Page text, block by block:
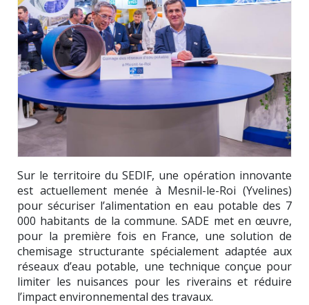
Sur le territoire du SEDIF, une opération innovante
est actuellement menée à Mesnil-le-Roi (Yvelines)
pour sécuriser l’alimentation en eau potable des 7
000 habitants de la commune. SADE met en œuvre,
pour la première fois en France, une solution de
chemisage structurante spécialement adaptée aux
réseaux d’eau potable, une technique conçue pour
limiter les nuisances pour les riverains et réduire
l’impact environnemental des travaux.